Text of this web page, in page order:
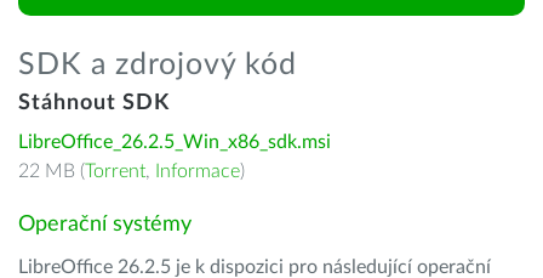
SDK a zdrojový kód
Stáhnout SDK
LibreOffice_26.2.5_Win_x86_sdk.msi
22 MB (Torrent, Informace)
Operační systémy
LibreOffice 26.2.5 je k dispozici pro následující operační